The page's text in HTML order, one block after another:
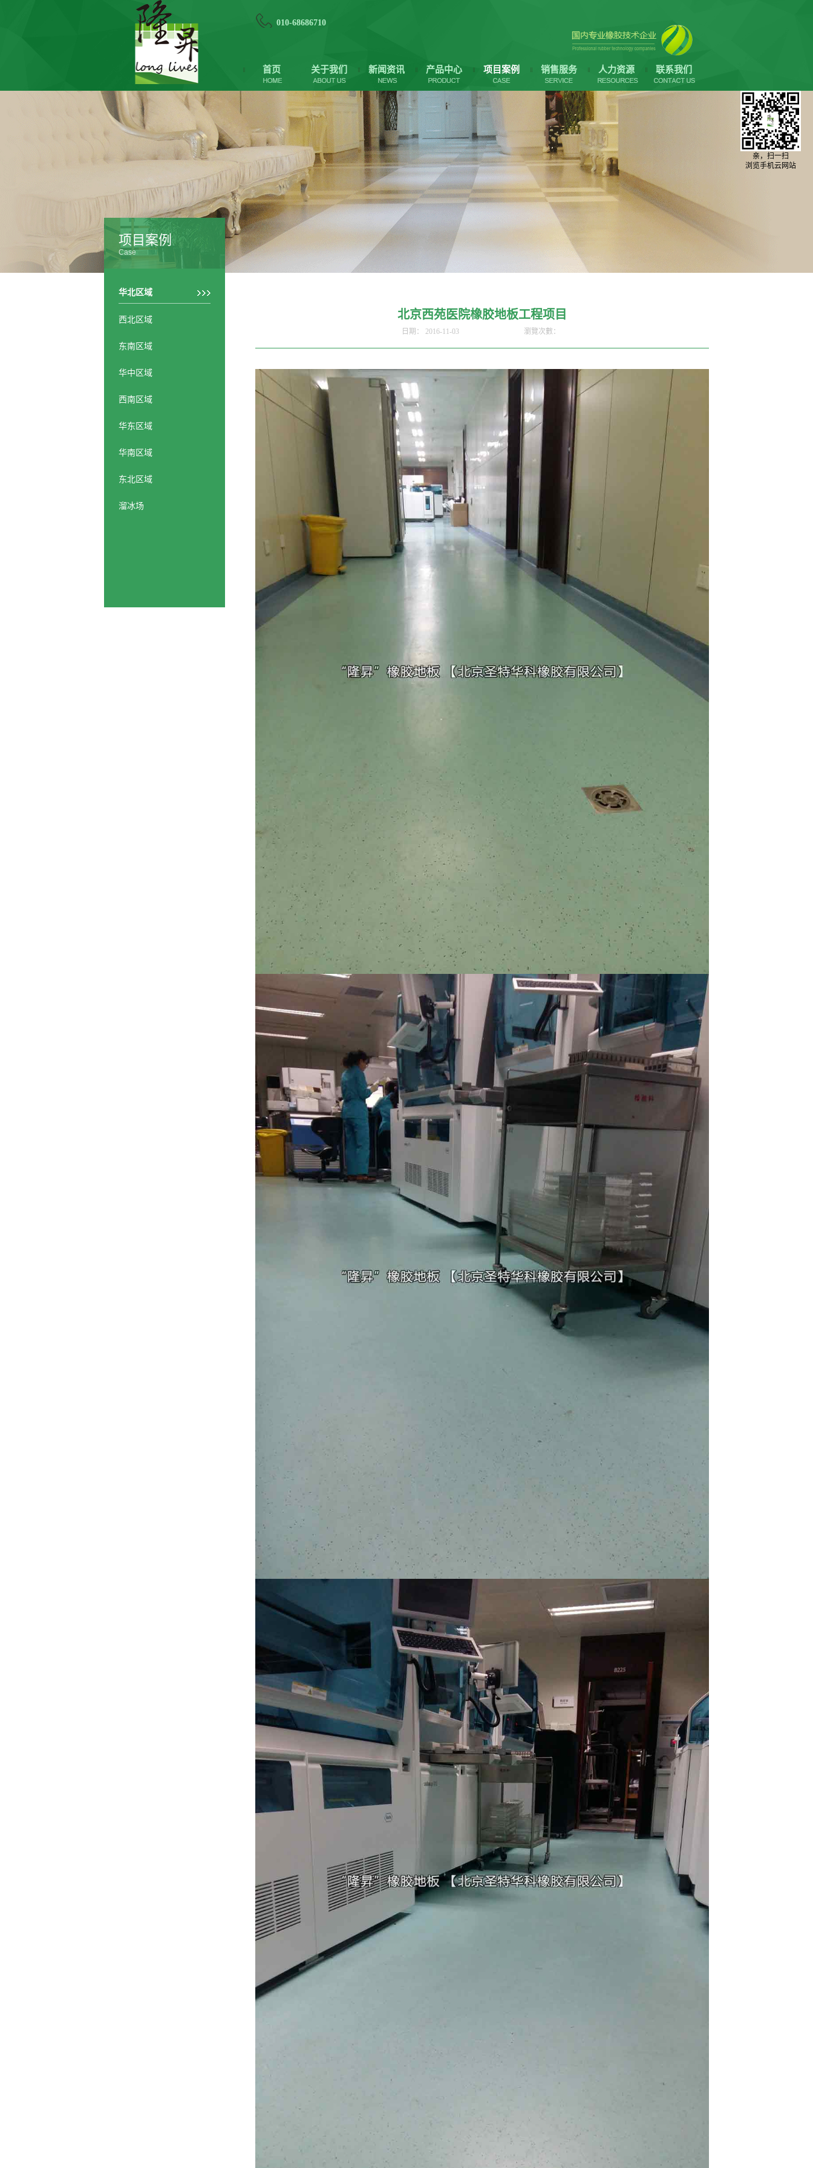
010-68686710
首页 关于我们 新闻资讯 产品中心 项目案例 销售服务 人力资源 联系我们
项目案例
Case
华北区域
西北区域
东南区域
华中区域
西南区域
华东区域
华南区域
东北区域
溜冰场
北京西苑医院橡胶地板工程项目
日期： 2016-11-03 瀏覽次數：
亲，扫一扫
浏览手机云网站